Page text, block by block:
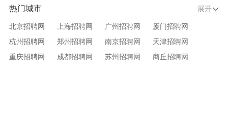
热门城市 展开
北京招聘网 上海招聘网 广州招聘网
厦门招聘网
杭州招聘网
郑州招聘网 南京招聘网
天津招聘网
重庆招聘网
成都招聘网 苏州招聘网
商丘招聘网